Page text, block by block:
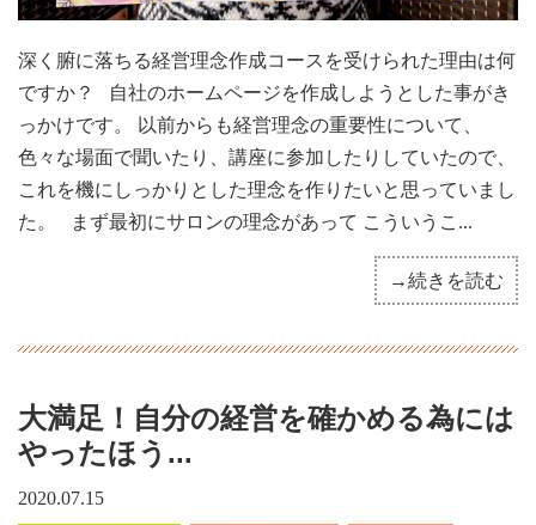
深く腑に落ちる経営理念作成コースを受けられた理由は何
ですか？ 自社のホームページを作成しようとした事がき
っかけです。 以前からも経営理念の重要性について、
色々な場面で聞いたり、講座に参加したりしていたので、
これを機にしっかりとした理念を作りたいと思っていまし
た。 まず最初にサロンの理念があって こういうこ...
→続きを読む
大満足！自分の経営を確かめる為には
やったほう...
2020.07.15